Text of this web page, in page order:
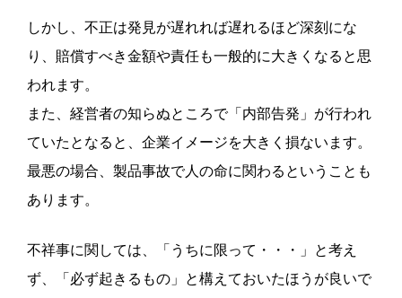
しかし、不正は発見が遅れれば遅れるほど深刻にな
り、賠償すべき金額や責任も一般的に大きくなると思
われます。
また、経営者の知らぬところで「内部告発」が行われ
ていたとなると、企業イメージを大きく損ないます。
最悪の場合、製品事故で人の命に関わるということも
あります。
不祥事に関しては、「うちに限って・・・」と考え
ず、「必ず起きるもの」と構えておいたほうが良いで